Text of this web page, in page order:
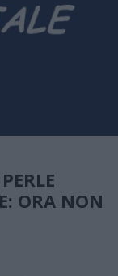
ORA NON